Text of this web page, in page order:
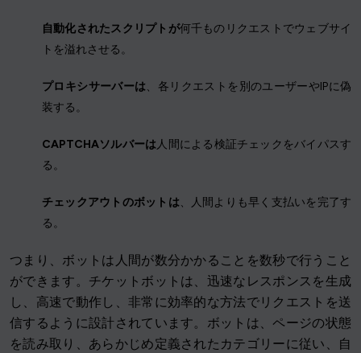
自動化されたスクリプトが何千ものリクエストでウェブサイ
トを溢れさせる。
プロキシサーバーは、各リクエストを別のユーザーやIPに偽
装する。
CAPTCHAソルバーは人間による検証チェックをバイパスす
る。
チェックアウトのボットは、人間よりも早く支払いを完了す
る。
つまり、ボットは人間が数分かかることを数秒で行うこと
ができます。チケットボットは、迅速なレスポンスを生成
し、高速で動作し、非常に効率的な方法でリクエストを送
信するように設計されています。ボットは、ページの状態
を読み取り、あらかじめ定義されたカテゴリーに従い、自